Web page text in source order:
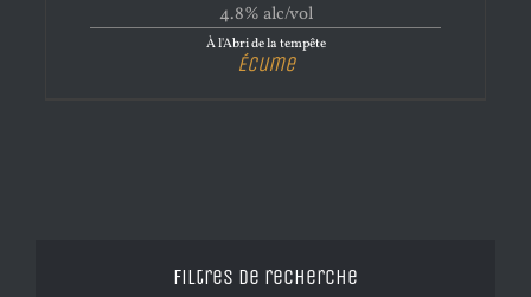
4.8% alc/vol
À l'Abri de la tempête
Écume
Filtres de recherche